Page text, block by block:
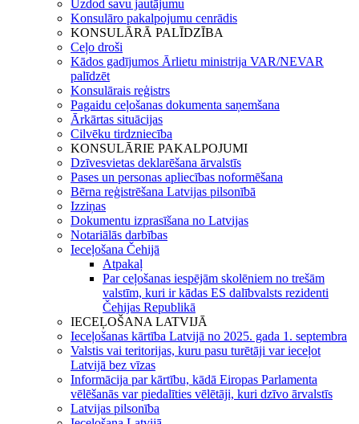
Uzdod savu jautājumu
Konsulāro pakalpojumu cenrādis
KONSULĀRĀ PALĪDZĪBA
Ceļo droši
Kādos gadījumos Ārlietu ministrija VAR/NEVAR
palīdzēt
Konsulārais reģistrs
Pagaidu ceļošanas dokumenta saņemšana
Ārkārtas situācijas
Cilvēku tirdzniecība
KONSULĀRIE PAKALPOJUMI
Dzīvesvietas deklarēšana ārvalstīs
Pases un personas apliecības noformēšana
Bērna reģistrēšana Latvijas pilsonībā
Izziņas
Dokumentu izprasīšana no Latvijas
Notariālās darbības
Ieceļošana Čehijā
Atpakaļ
Par ceļošanas iespējām skolēniem no trešām
valstīm, kuri ir kādas ES dalībvalsts rezidenti
Čehijas Republikā
IECEĻOŠANA LATVIJĀ
Ieceļošanas kārtība Latvijā no 2025. gada 1. septembra
Valstis vai teritorijas, kuru pasu turētāji var ieceļot
Latvijā bez vīzas
Informācija par kārtību, kādā Eiropas Parlamenta
vēlēšanās var piedalīties vēlētāji, kuri dzīvo ārvalstīs
Latvijas pilsonība